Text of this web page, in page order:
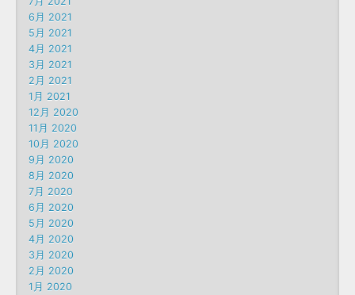
6月 2021
5月 2021
4月 2021
3月 2021
2月 2021
1月 2021
12月 2020
11月 2020
10月 2020
9月 2020
8月 2020
7月 2020
6月 2020
5月 2020
4月 2020
3月 2020
2月 2020
1月 2020